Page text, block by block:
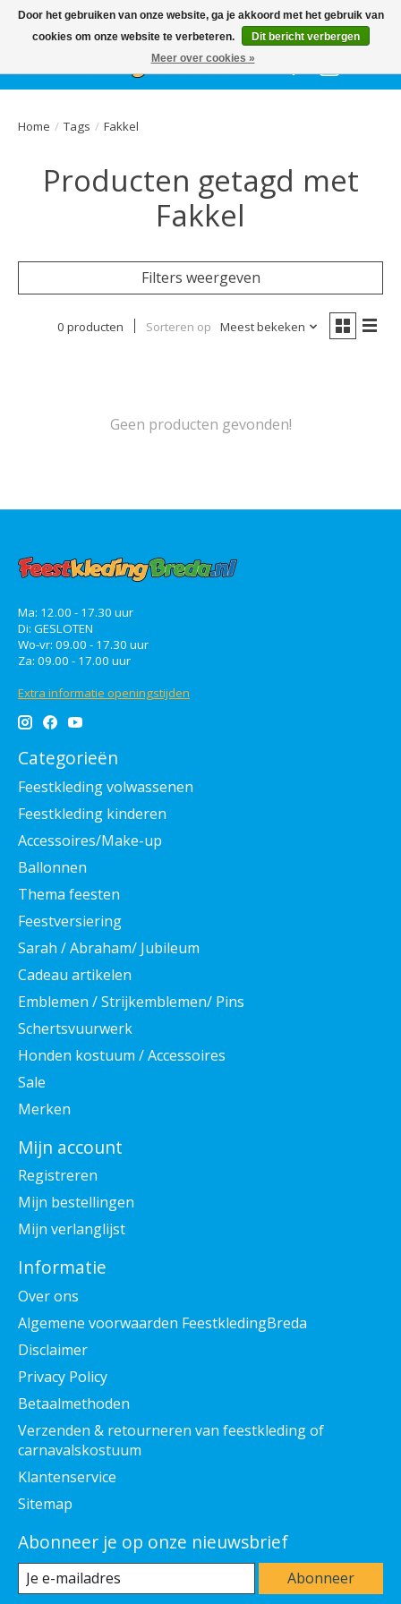
HetGEHELE jaar, grote collectie feestkleding & accessoires |
Ballonnen | Schmink | Bedrukking | Altijd gratis parkeren
Verlanglijst
Home / Tags / Fakkel
Producten getagd met
Fakkel
Filters weergeven
0 producten Sorteren op Meest bekeken
Geen producten gevonden!
Ma: 12.00 - 17.30 uur
Di: GESLOTEN
Wo-vr: 09.00 - 17.30 uur
Za: 09.00 - 17.00 uur
Extra informatie openingstijden
Categorieën
Feestkleding volwassenen
Feestkleding kinderen
Accessoires/Make-up
Ballonnen
Thema feesten
Feestversiering
Sarah / Abraham/ Jubileum
Cadeau artikelen
Emblemen / Strijkemblemen/ Pins
Schertsvuurwerk
Honden kostuum / Accessoires
Sale
Merken
Mijn account
Registreren
Mijn bestellingen
Mijn verlanglijst
Informatie
Over ons
Algemene voorwaarden FeestkledingBreda
Disclaimer
Privacy Policy
Betaalmethoden
Verzenden & retourneren van feestkleding of
carnavalskostuum
Klantenservice
Sitemap
Abonneer je op onze nieuwsbrief
Abonneer
Door het gebruiken van onze website, ga je akkoord met het gebruik van
cookies om onze website te verbeteren.
Dit bericht verbergen
Meer over cookies »